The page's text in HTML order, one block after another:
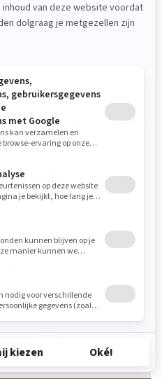
in onze
van
tafels passen bij
vergelijk materialen
vragen over
in Uden?
eerst